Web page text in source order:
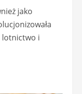
jako
lotnictwo i